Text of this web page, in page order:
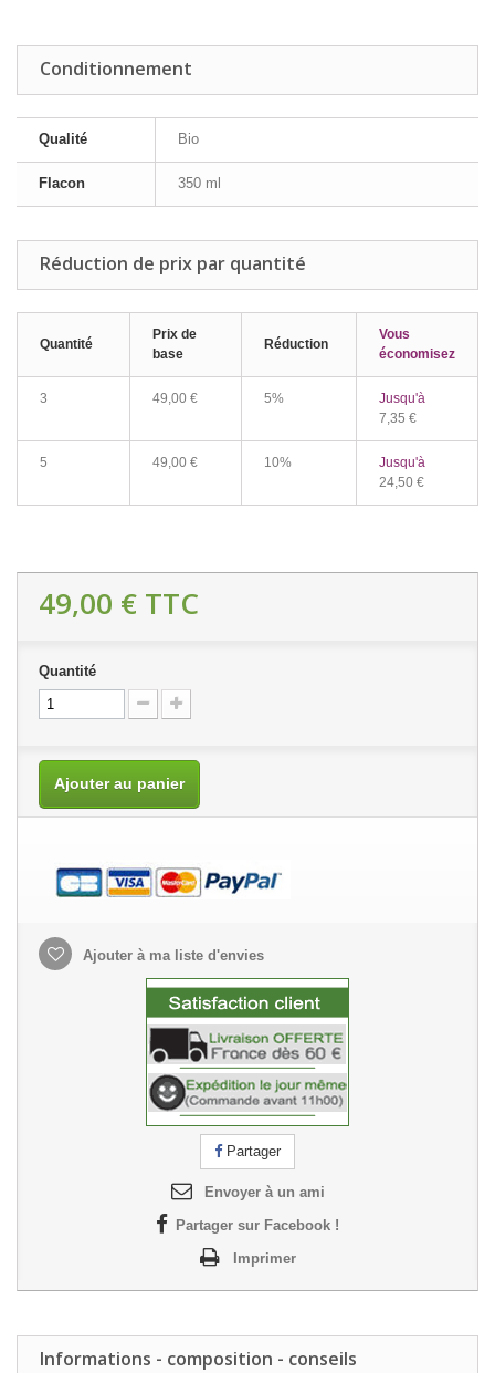
Conditionnement
Qualité Bio
Flacon 350 ml
Réduction de prix par quantité
Quantité
Prix de
base
Réduction
Vous
économisez
3 49,00 € 5%
Jusqu'à
7,35 €
5 49,00 € 10%
Jusqu'à
24,50 €
49,00 € TTC
Quantité
Ajouter au panier
Ajouter à ma liste d'envies
Partager
Envoyer à un ami
Partager sur Facebook !
Imprimer
Informations - composition - conseils